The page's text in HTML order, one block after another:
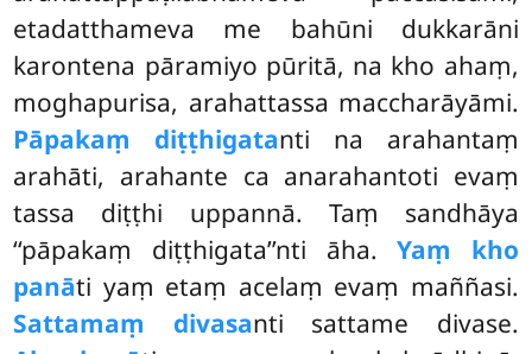
etadatthameva me bahūni dukkarāni
karontena pāramiyo pūritā, na kho ahaṃ,
moghapurisa, arahattassa maccharāyāmi.
Pāpakaṃ diṭṭhigatanti na arahantaṃ
arahāti, arahante ca anarahantoti evaṃ
tassa diṭṭhi uppannā. Taṃ sandhāya
‘‘pāpakaṃ diṭṭhigata’’nti āha.Yaṃ kho
panāti yaṃ etaṃ acelaṃ evaṃ maññasi.
Sattamaṃ divasanti sattame divase.